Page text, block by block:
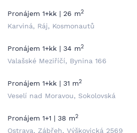
Pronájem 1+kk | 26 m2
Karviná, Ráj, Kosmonautů
Pronájem 1+kk | 34 m2
Valašské Meziříčí, Bynina 166
Pronájem 1+kk | 31 m2
Veselí nad Moravou, Sokolovská
Pronájem 1+1 | 38 m2
Ostrava, Zábřeh, Výškovická 2569